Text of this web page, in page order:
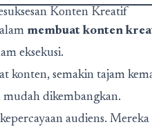
Konten Kreatif
membuat konten
eksekusi.
konten, semakin tajam
dikembangkan.
audiens.